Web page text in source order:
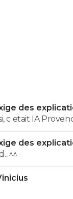
des
Fenerbahce !!!
des